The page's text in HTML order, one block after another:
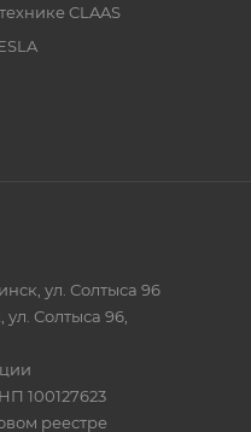
CLAAS
ул. Солтыса 96
Солтыса 96,
100127623
реестре